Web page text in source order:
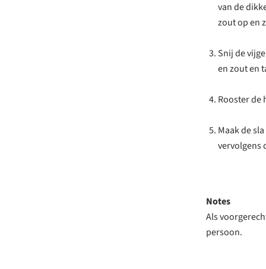
van de
zout op en
Snij de
en zout en
Rooster de
Maak de
vervolgens
Notes
Als
persoon.